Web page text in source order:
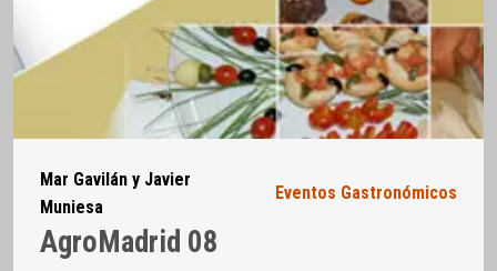
Mar Gavilán y Javier
Muniesa
Eventos Gastronómicos
AgroMadrid 08